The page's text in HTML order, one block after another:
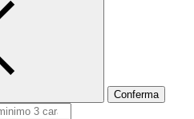
Conferma